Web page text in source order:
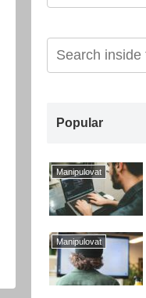
Popular
Manipulovat
Manipulovat